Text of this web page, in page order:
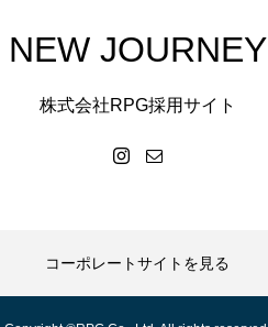
NEW JOURNEY
株式会社RPG採用サイト
コーポレートサイトを見る